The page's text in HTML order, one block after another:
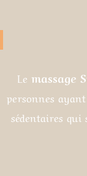
Le massage
personnes
sédentaires qui